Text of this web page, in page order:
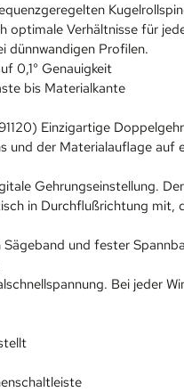
optimale Verhältnisse für
dünnwandigen Profilen.
0,1° Genauigkeit
bis Materialkante
Einzigartige
und der Materialauflage
Gehrungseinstellung.
in Durchflußrichtung mit,
und fester
Bei jeder